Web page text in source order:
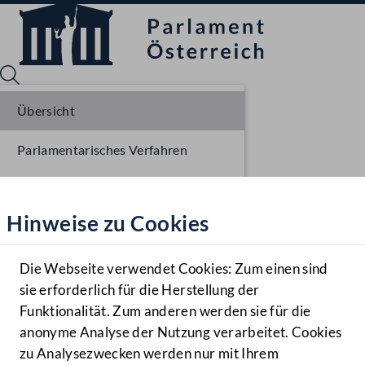
Hilfe
Benutzer
Navigationsmenü öffnen
MENÜ
Hinweise zu Cookies
Die Webseite verwendet Cookies: Zum einen sind
sie erforderlich für die Herstellung der
Funktionalität. Zum anderen werden sie für die
anonyme Analyse der Nutzung verarbeitet. Cookies
zu Analysezwecken werden nur mit Ihrem
Übersicht
Parlamentarisches Verfahren
Liste der Rednerinnen und Redner
Sitzungsdokumente